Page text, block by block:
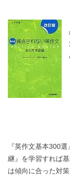
『英作文基本300
継』を学習すれば
は傾向に合った対